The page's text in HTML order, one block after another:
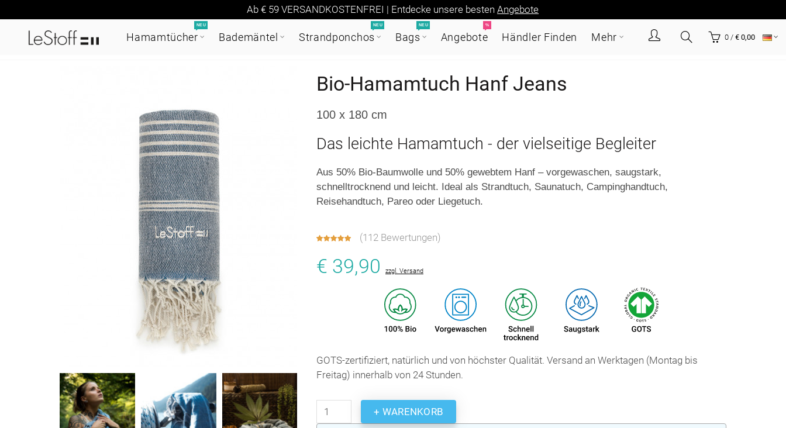
Ab € 59 VERSANDKOSTENFREI | Entdecke unsere bestenAngebote
Hamamtücher
NEU
Bademäntel Strandponchos
NEU
Bags
NEU
Angebote
%
Händler Finden Mehr 0 / € 0,00
Bio-Hamamtuch Hanf Jeans
100 x 180 cm
Das leichte Hamamtuch - der vielseitige Begleiter
Aus 50% Bio-Baumwolle und 50% gewebtem Hanf – vorgewaschen, saugstark,
schnelltrocknend und leicht. Ideal als Strandtuch, Saunatuch, Campinghandtuch,
Reisehandtuch, Pareo oder Liegetuch.
(112 Bewertungen)
€ 39,90 zzgl. Versand
GOTS-zertifiziert, natürlich und von höchster Qualität. Versand an Werktagen (Montag bis
Freitag) innerhalb von 24 Stunden.
+ WARENKORB